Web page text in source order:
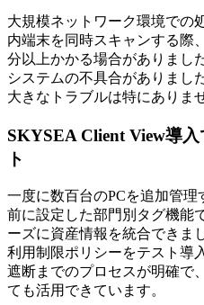
大規模ネットワーク環境での
内端末を同時スキャンする際
分以上かかる場合がありました
システムの不具合がありまし
大きなトラブルは特にありま
SKYSEA Client View導
ト
一度に数百台のPCを追加管
前に設定した部門別タグ機能
ーズに資産情報を統合できま
利用制限ポリシーをテスト導
遮断までのプロセスが明確で
ても活用できています。